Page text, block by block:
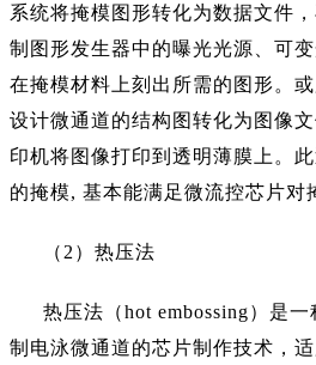
系统将掩模图形转化为数据文件
制图形发生器中的曝光光源、可
在掩模材料上刻出所需的图形。
设计微通道的结构图转化为图像
印机将图像打印到透明薄膜上。
的掩模, 基本能满足微流控芯片对
（ 2）热压法
热压法（hot embossing）是
制电泳微通道的芯片制作技术，